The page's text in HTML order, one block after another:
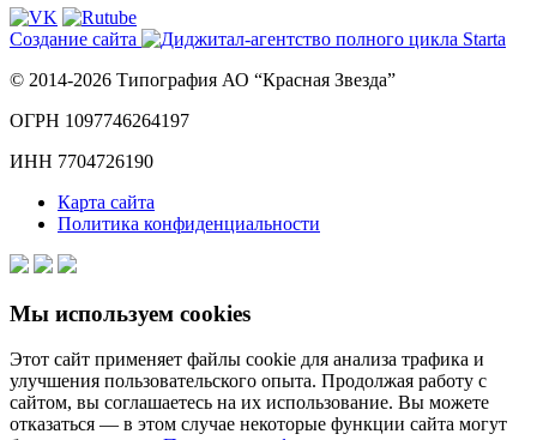
Создание сайта
© 2014-2026 Типография АО “Красная Звезда”
ОГРН 1097746264197
ИНН 7704726190
Карта сайта
Политика конфиденциальности
Мы используем cookies
Этот сайт применяет файлы cookie для анализа трафика и
улучшения пользовательского опыта. Продолжая работу с
сайтом, вы соглашаетесь на их использование. Вы можете
отказаться — в этом случае некоторые функции сайта могут